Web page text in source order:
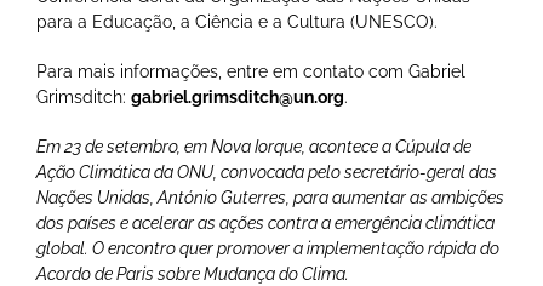
para a Educação, a Ciência e a Cultura (UNESCO).
Para mais informações, entre em contato com Gabriel
Grimsditch: gabriel.grimsditch@un.org.
Em 23 de setembro, em Nova Iorque, acontece a Cúpula de
Ação Climática da ONU, convocada pelo secretário-geral das
Nações Unidas, António Guterres, para aumentar as ambições
dos países e acelerar as ações contra a emergência climática
global. O encontro quer promover a implementação rápida do
Acordo de Paris sobre Mudança do Clima.